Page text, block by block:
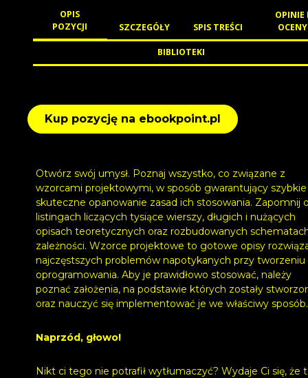
OPIS
POZYCJI
SZCZEGÓŁY SPIS TREŚCI
OPINIE
OCENY
BIBLIOTEKI
Kup pozycję na ebookpoint.pl
Otwórz swój umysł. Poznaj wszystko, co związane z
wzorcami projektowymi, w sposób gwarantujący szybkie
skuteczne opanowanie zasad ich stosowania. Zapomnij
listingach liczących tysiące wierszy, długich i nużących
opisach teoretycznych oraz rozbudowanych
zależności. Wzorce projektowe to gotowe opisy
najczęstszych problemów napotykanych przy tworzeniu
oprogramowania. Aby je prawidłowo stosować, należy
poznać założenia, na podstawie których zostały
oraz nauczyć się implementować je we właściwy sposób.
Naprzód, głowo!
Nikt ci tego nie potrafił wytłumaczyć? Wydaje Ci się, że